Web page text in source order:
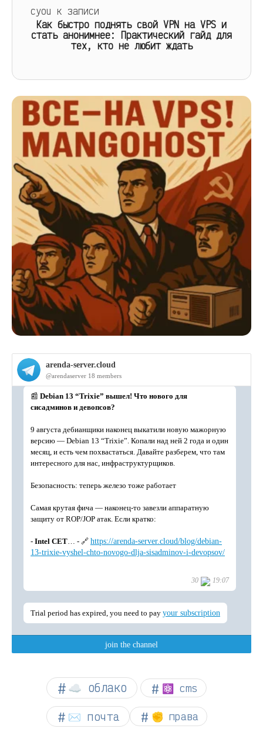
cyou к записи
Как быстро поднять свой VPN на VPS и
стать анонимнее: Практический гайд для
тех, кто не любит ждать
☁︎ облако ⚛ cms
✉️ почта ✊ права